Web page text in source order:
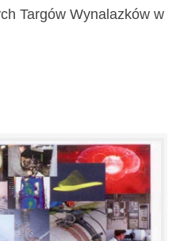
Targów Wynalazków w